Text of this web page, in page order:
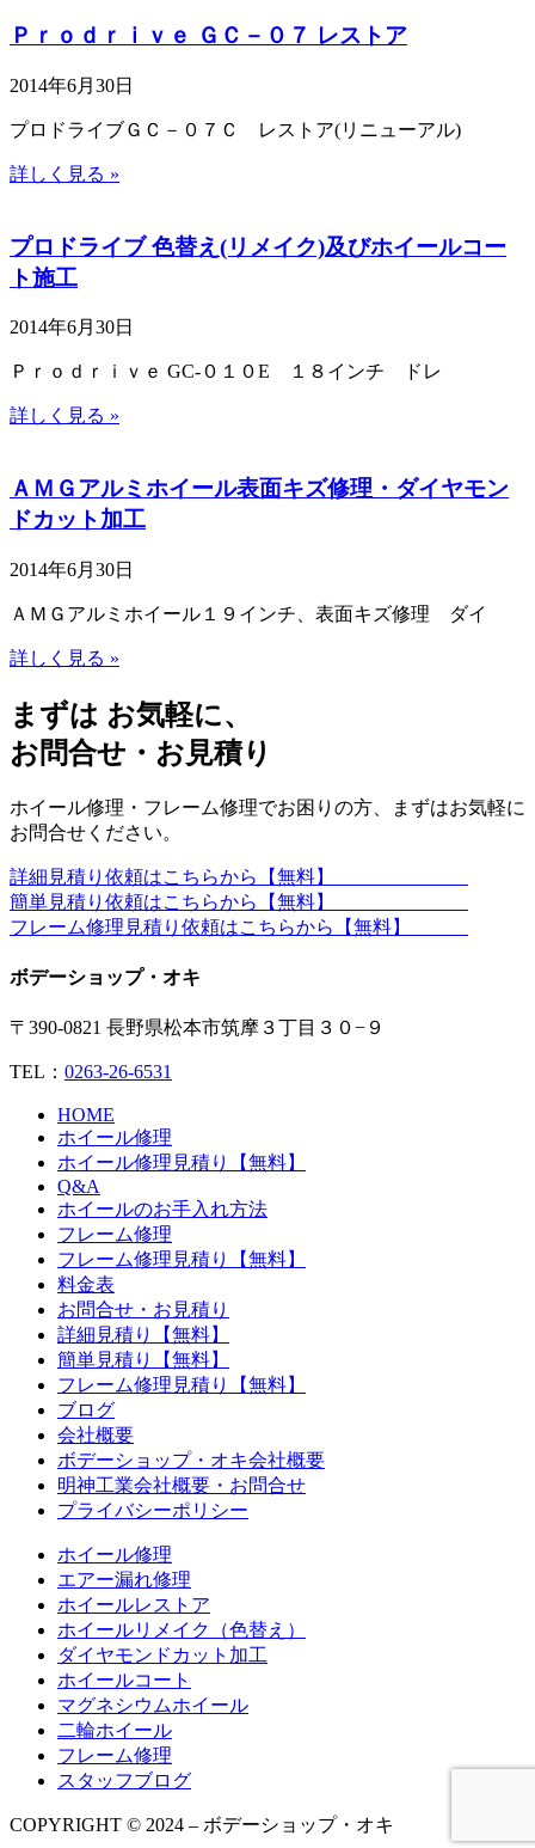
Ｐｒｏｄｒｉｖｅ ＧＣ－０７ レストア
2014年6月30日
プロドライブＧＣ－０７Ｃ レストア(リニューアル)
詳しく見る »
プロドライブ 色替え(リメイク)及びホイールコー
ト施工
2014年6月30日
Ｐｒｏｄｒｉｖｅ GC-０１０E １８インチ ドレ
詳しく見る »
ＡＭＧアルミホイール表面キズ修理・ダイヤモン
ドカット加工
2014年6月30日
ＡＭＧアルミホイール１９インチ、表面キズ修理 ダイ
詳しく見る »
まずは お気軽に、
お問合せ・お見積り
ホイール修理・フレーム修理でお困りの方、まずはお気軽に
お問合せください。
詳細見積り依頼はこちらから【無料】
簡単見積り依頼はこちらから【無料】
フレーム修理見積り依頼はこちらから【無料】
ボデーショップ・オキ
〒390-0821 長野県松本市筑摩３丁目３０−９
TEL： 0263-26-6531
HOME
ホイール修理
ホイール修理見積り【無料】
Q&A
ホイールのお手入れ方法
フレーム修理
フレーム修理見積り【無料】
料金表
お問合せ・お見積り
詳細見積り【無料】
簡単見積り【無料】
フレーム修理見積り【無料】
ブログ
会社概要
ボデーショップ・オキ会社概要
明神工業会社概要・お問合せ
プライバシーポリシー
ホイール修理
エアー漏れ修理
ホイールレストア
ホイールリメイク（色替え）
ダイヤモンドカット加工
ホイールコート
マグネシウムホイール
二輪ホイール
フレーム修理
スタッフブログ
COPYRIGHT © 2024 – ボデーショップ・オキ